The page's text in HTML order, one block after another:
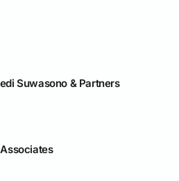
Suwasono & Partners